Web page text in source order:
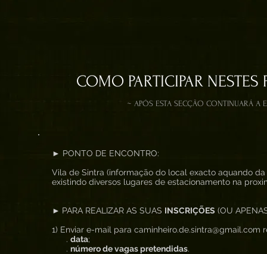
COMO PARTICIPAR
~ APÓS ESTA SECÇÃO CONTINUARÁ A
► PONTO DE ENCONTRO:
Vila de Sintra (informação do local exacto aquando
existindo diversos lugares de estacionamento na
► PARA REALIZAR AS SUAS INSCRIÇÕES (OU
1) Enviar e-mail para
. data;
. número de vagas pretendidas.